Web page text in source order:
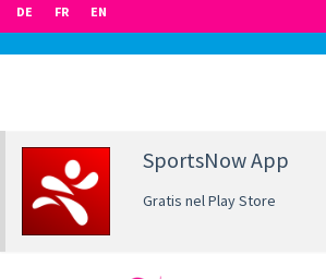
DE FR EN
SportsNow App
Gratis nel Play Store